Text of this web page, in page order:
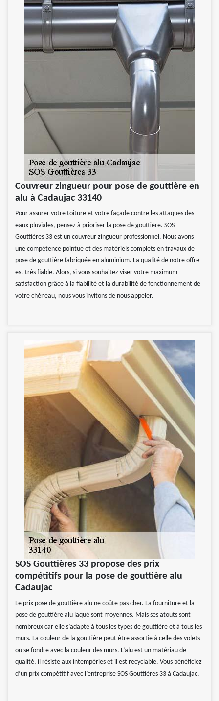
Couvreur zingueur pour pose de gouttière en
alu à Cadaujac 33140
Pour assurer votre toiture et votre façade contre les attaques des
eaux pluviales, pensez à prioriser la pose de gouttière. SOS
Gouttières 33 est un couvreur zingueur professionnel. Nous avons
une compétence pointue et des matériels complets en travaux de
pose de gouttière fabriquée en aluminium. La qualité de notre offre
est très fiable. Alors, si vous souhaitez viser votre maximum
satisfaction grâce à la fiabilité et la durabilité de fonctionnement de
votre chéneau, nous vous invitons de nous appeler.
SOS Gouttières 33 propose des prix
compétitifs pour la pose de gouttière alu
Cadaujac
Le prix pose de gouttière alu ne coûte pas cher. La fourniture et la
pose de gouttière alu laqué sont moyennes. Mais ses atouts sont
nombreux car elle s’adapte à tous les types de gouttière et à tous les
murs. La couleur de la gouttière peut être assortie à celle des volets
ou se fondre avec la couleur des murs. L’alu est un matériau de
qualité, il résiste aux intempéries et il est recyclable. Vous bénéficiez
d’un prix compétitif avec l’entreprise SOS Gouttières 33 à Cadaujac.